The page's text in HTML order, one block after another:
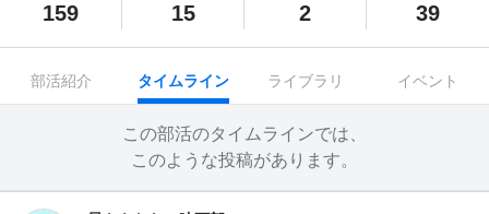
159 15 2 39
部活紹介 タイムライン ライブラリ イベント
この部活のタイムラインでは、
このような投稿があります。